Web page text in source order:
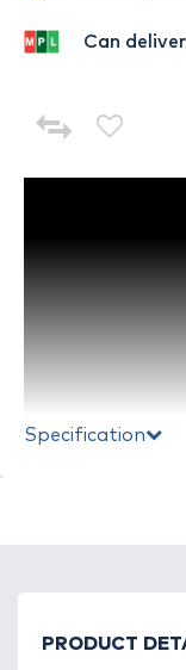
minőségi
Specification
Can
PRODUCT